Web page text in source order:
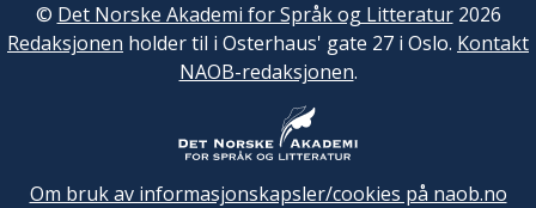
© Det Norske Akademi for Språk og Litteratur2026
Redaksjonen holder til i Osterhaus' gate 27 i Oslo. Kontakt
NAOB-redaksjonen.
Om bruk av informasjonskapsler/cookies på naob.no